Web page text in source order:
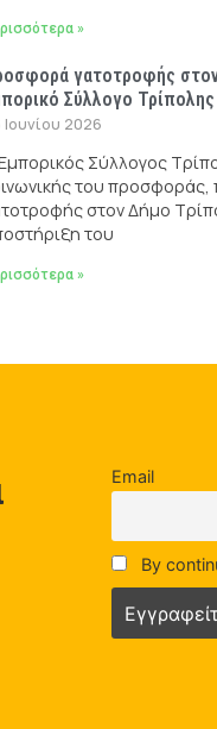
»
γατοτροφής
Σύλλογο
Ιουνίου 2026
Σύλλογος
του
στον Δήμο
του
»
Email
By